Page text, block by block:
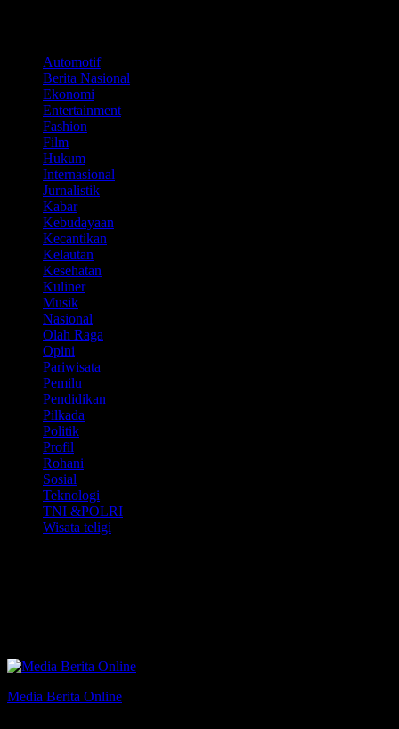
Automotif
Berita Nasional
Ekonomi
Entertainment
Fashion
Film
Hukum
Internasional
Jurnalistik
Kabar
Kebudayaan
Kecantikan
Kelautan
Kesehatan
Kuliner
Musik
Nasional
Olah Raga
Opini
Pariwisata
Pemilu
Pendidikan
Pilkada
Politik
Profil
Rohani
Sosial
Teknologi
TNI &POLRI
Wisata teligi
Media Berita Online